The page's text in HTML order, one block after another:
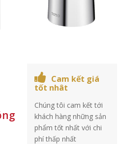
Cam kết giá
tốt nhât
Chúng tôi cam kết tới
khách hàng những sản
phẩm tốt nhất với chi
phí thấp nhất